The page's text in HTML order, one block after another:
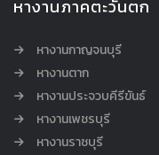
หางานภาคตะวันตก
หางานกาญจนบุรี
หางานตาก
หางานประจวบคีรีขันธ์
หางานเพชรบุรี
หางานราชบุรี